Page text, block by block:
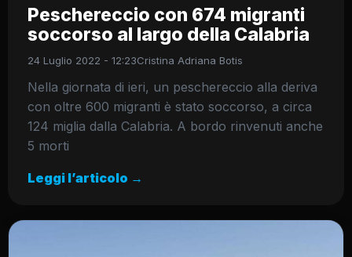
Peschereccio con 674 migranti
soccorso al largo della Calabria
24 Luglio 2022 - 12:23Cristina Adriana Botis
Nella giornata di ieri, un peschereccio alla deriva
con oltre 600 migranti è stato soccorso, a circa
124 miglia dalla Calabria. A bordo rinvenuti anche
5 morti
Leggi l’articolo →